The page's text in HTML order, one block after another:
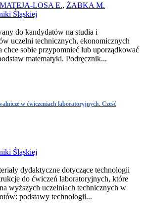
MATEJA-LOSA E., ŻABKA M.
Śląskiej
do kandydatów na studia i
uczelni technicznych, ekonomicznych
chce sobie przypomnieć lub uporządkować
matematyki. Podręcznik...
w ćwiczeniach laboratoryjnych. Cześć
Śląskiej
dydaktyczne dotyczące technologii
do ćwiczeń laboratoryjnych, które
wyższych uczelniach technicznych w
podstawy technologii...